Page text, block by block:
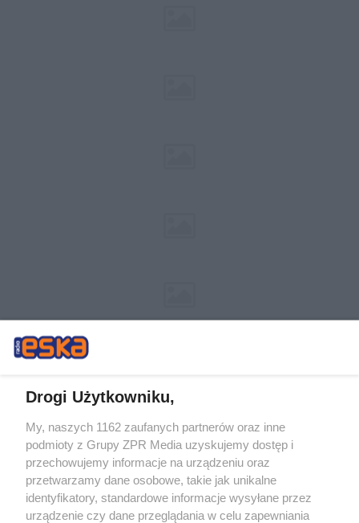
Żaden utwór zamieszczony w serwisie nie może być powielany i
rozpowszechniany lub dalej rozpowszechniany w jakikolwiek sposób (w
tym także elektroniczny lub mechaniczny) na jakimkolwiek polu
eksploatacji w jakiejkolwiek formie, włącznie z umieszczaniem w Internecie
bez pisemnej zgody właściciela praw. Jakiekolwiek użycie lub
wykorzystanie utworów w całości lub w części z naruszeniem prawa, tzn.
bez właściwej zgody, jest zabronione pod groźbą kary i może być ścigane
Drogi Użytkowniku,
My, naszych 1162 zaufanych partnerów oraz inne
podmioty z Grupy ZPR Media uzyskujemy dostęp i
przechowujemy informacje na urządzeniu oraz
przetwarzamy dane osobowe, takie jak unikalne
identyfikatory, standardowe informacje wysyłane przez
urządzenie czy dane przeglądania w celu zapewniania